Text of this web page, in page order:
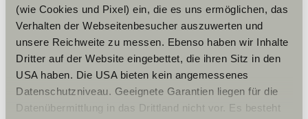
(wie Cookies und Pixel) ein, die es uns ermöglichen, das
Verhalten der Webseitenbesucher auszuwerten und
unsere Reichweite zu messen. Ebenso haben wir Inhalte
Dritter auf der Website eingebettet, die ihren Sitz in den
USA haben. Die USA bieten kein angemessenes
Datenschutzniveau. Geeignete Garantien liegen für die
Datenübermittlung in das Drittland nicht vor. Es besteht
Cookie-Einstellungen